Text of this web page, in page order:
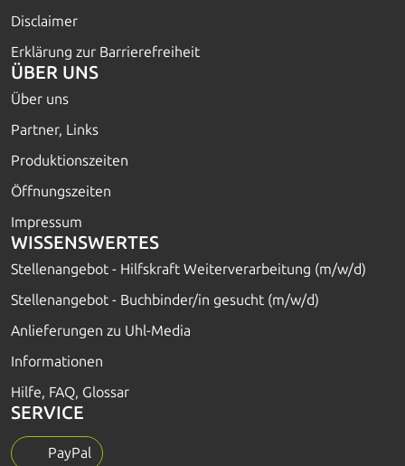
Disclaimer
Erklärung zur Barrierefreiheit
ÜBER UNS
Über uns
Partner, Links
Produktionszeiten
Öffnungszeiten
Impressum
WISSENSWERTES
Stellenangebot - Hilfskraft Weiterverarbeitung (m/w/d)
Stellenangebot - Buchbinder/in gesucht (m/w/d)
Anlieferungen zu Uhl-Media
Informationen
Hilfe, FAQ, Glossar
SERVICE
PayPal